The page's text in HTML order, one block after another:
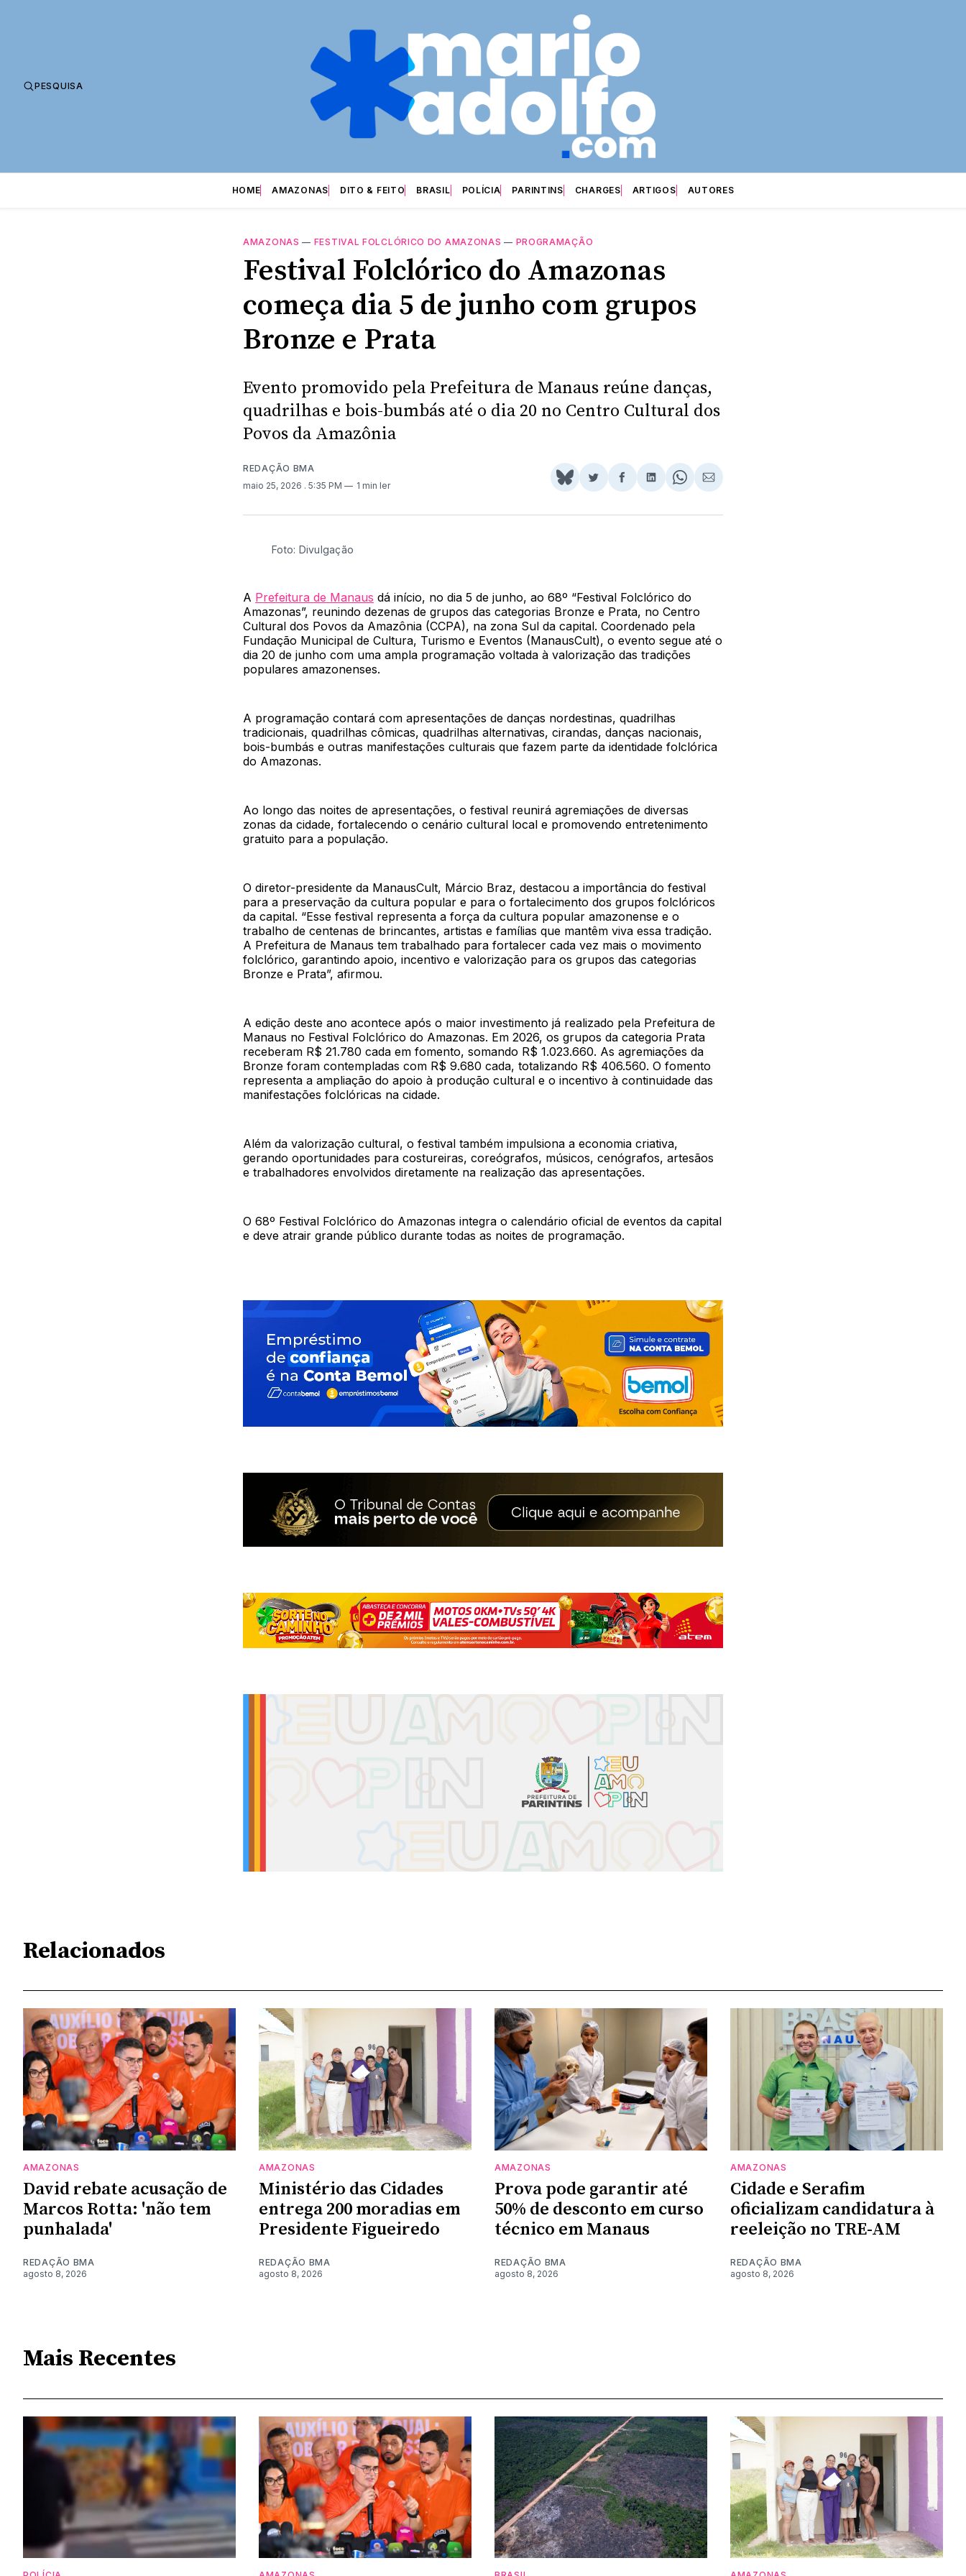
PESQUISA
HOME AMAZONAS DITO & FEITO BRASIL POLÍCIA PARINTINS CHARGES ARTIGOS AUTORES
AMAZONAS — FESTIVAL FOLCLÓRICO DO AMAZONAS — PROGRAMAÇÃO
Festival Folclórico do Amazonas
começa dia 5 de junho com grupos
Bronze e Prata
Evento promovido pela Prefeitura de Manaus reúne danças,
quadrilhas e bois-bumbás até o dia 20 no Centro Cultural dos
Povos da Amazônia
REDAÇÃO BMA
maio 25, 2026 . 5:35 PM 1 min ler
Share
BlueSky
Compartilhar
Twitter
Compartilhar
Facebook
Compartilhar
LinkedIn
Share
WhatsApp
Compartilhar
Email
Foto: Divulgação
A Prefeitura de Manaus dá início, no dia 5 de junho, ao 68º “Festival Folclórico do
Amazonas”, reunindo dezenas de grupos das categorias Bronze e Prata, no Centro
Cultural dos Povos da Amazônia (CCPA), na zona Sul da capital. Coordenado pela
Fundação Municipal de Cultura, Turismo e Eventos (ManausCult), o evento segue até o
dia 20 de junho com uma ampla programação voltada à valorização das tradições
populares amazonenses.
A programação contará com apresentações de danças nordestinas, quadrilhas
tradicionais, quadrilhas cômicas, quadrilhas alternativas, cirandas, danças nacionais,
bois-bumbás e outras manifestações culturais que fazem parte da identidade folclórica
do Amazonas.
Ao longo das noites de apresentações, o festival reunirá agremiações de diversas
zonas da cidade, fortalecendo o cenário cultural local e promovendo entretenimento
gratuito para a população.
O diretor-presidente da ManausCult, Márcio Braz, destacou a importância do festival
para a preservação da cultura popular e para o fortalecimento dos grupos folclóricos
da capital. “Esse festival representa a força da cultura popular amazonense e o
trabalho de centenas de brincantes, artistas e famílias que mantêm viva essa tradição.
A Prefeitura de Manaus tem trabalhado para fortalecer cada vez mais o movimento
folclórico, garantindo apoio, incentivo e valorização para os grupos das categorias
Bronze e Prata”, afirmou.
A edição deste ano acontece após o maior investimento já realizado pela Prefeitura de
Manaus no Festival Folclórico do Amazonas. Em 2026, os grupos da categoria Prata
receberam R$ 21.780 cada em fomento, somando R$ 1.023.660. As agremiações da
Bronze foram contempladas com R$ 9.680 cada, totalizando R$ 406.560. O fomento
representa a ampliação do apoio à produção cultural e o incentivo à continuidade das
manifestações folclóricas na cidade.
Além da valorização cultural, o festival também impulsiona a economia criativa,
gerando oportunidades para costureiras, coreógrafos, músicos, cenógrafos, artesãos
e trabalhadores envolvidos diretamente na realização das apresentações.
O 68º Festival Folclórico do Amazonas integra o calendário oficial de eventos da capital
e deve atrair grande público durante todas as noites de programação.
Relacionados
AMAZONAS
David rebate acusação de
Marcos Rotta: 'não tem
punhalada'
REDAÇÃO BMA
agosto 8, 2026
AMAZONAS
Ministério das Cidades
entrega 200 moradias em
Presidente Figueiredo
REDAÇÃO BMA
agosto 8, 2026
AMAZONAS
Prova pode garantir até
50% de desconto em curso
técnico em Manaus
REDAÇÃO BMA
agosto 8, 2026
AMAZONAS
Cidade e Serafim
oficializam candidatura à
reeleição no TRE-AM
REDAÇÃO BMA
agosto 8, 2026
Mais Recentes